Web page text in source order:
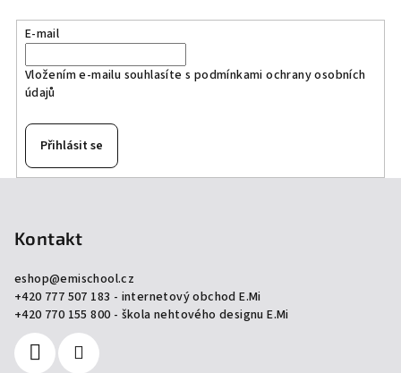
E-mail
Vložením e-mailu souhlasíte s podmínkami ochrany osobních
údajů
Přihlásit se
Kontakt
eshop@emischool.cz
+420 777 507 183 - internetový obchod E.Mi
+420 770 155 800 - škola nehtového designu E.Mi